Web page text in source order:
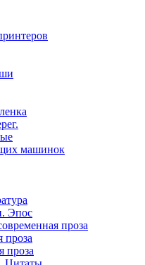
машинок
Эпос
проза
проза
проза